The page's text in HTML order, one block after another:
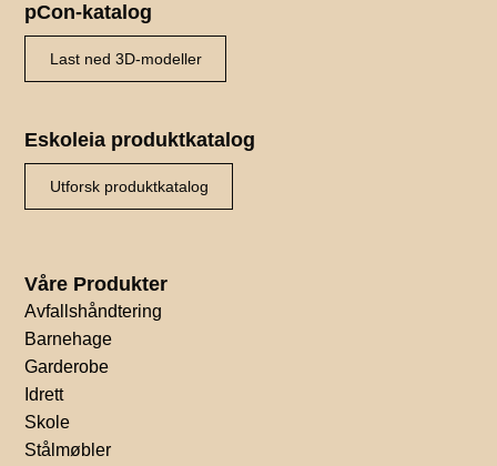
pCon-katalog
Last ned 3D-modeller
Eskoleia produktkatalog
Utforsk produktkatalog
Våre Produkter
Avfallshåndtering
Barnehage
Garderobe
Idrett
Skole
Stålmøbler